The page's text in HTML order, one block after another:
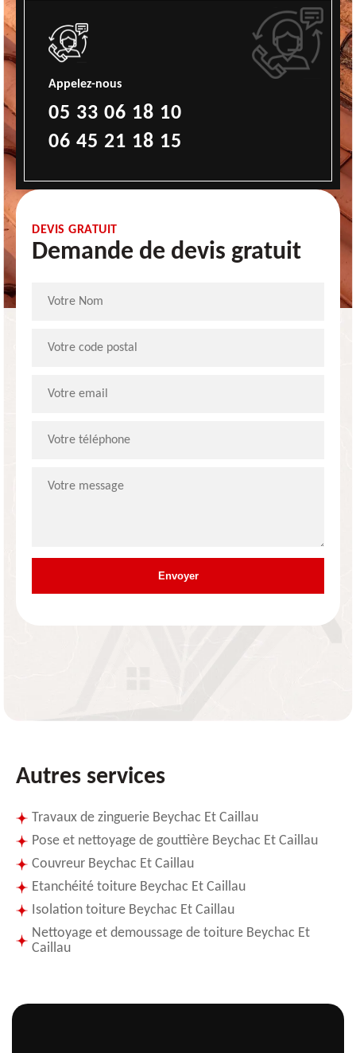
Appelez-nous
05 33 06 18 10
06 45 21 18 15
DEVIS GRATUIT
Demande de devis gratuit
Autres services
Travaux de zinguerie Beychac Et Caillau
Pose et nettoyage de gouttière Beychac Et Caillau
Couvreur Beychac Et Caillau
Etanchéité toiture Beychac Et Caillau
Isolation toiture Beychac Et Caillau
Nettoyage et demoussage de toiture Beychac Et
Caillau